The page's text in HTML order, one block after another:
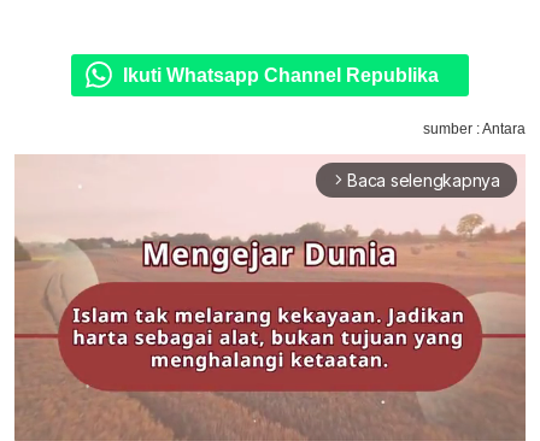
Ikuti Whatsapp Channel Republika
sumber : Antara
arrow_forward_ios Baca selengkapnya